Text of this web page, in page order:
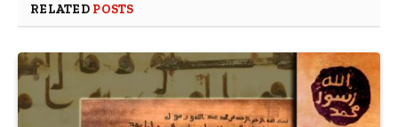
RELATED POSTS